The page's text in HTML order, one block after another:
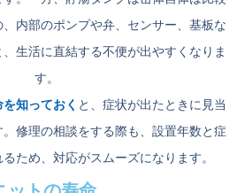
内部のポンプや弁、センサー、基板な
生活に直結する不便が出やすくなりま
す。
知っておく と、症状が出たときに見当
修理の相談をする際も、設置年数と症
ため、対応がスムーズになります。